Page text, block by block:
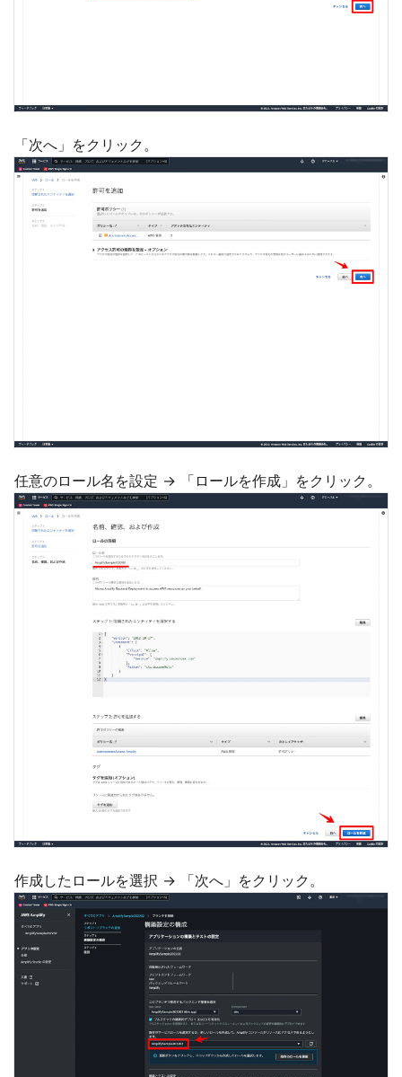
「次へ」をクリック。
任意のロール名を設定 → 「ロールを作成」をクリック。
作成したロールを選択 → 「次へ」をクリック。